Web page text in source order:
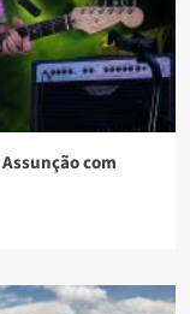
com